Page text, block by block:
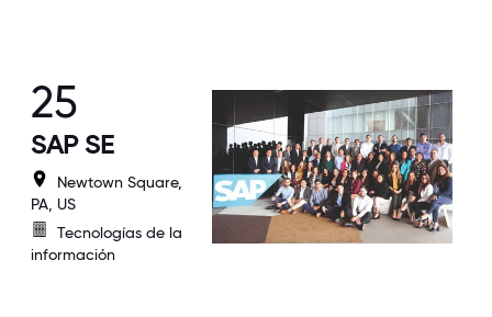
25
SAP SE
Newtown Square,
PA, US
Tecnologías de la
información